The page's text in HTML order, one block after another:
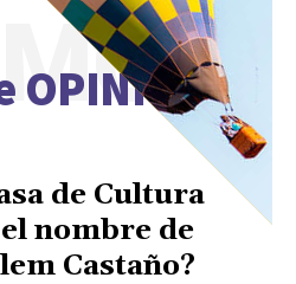
OPINIÓN
de Cultura
nombre de
Castaño?